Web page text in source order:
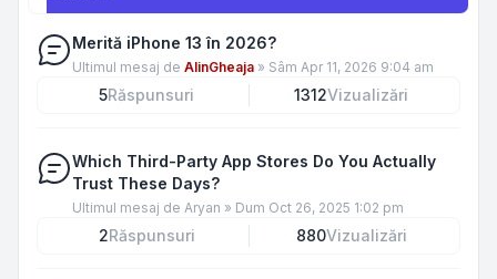
Merită iPhone 13 în 2026?
Ultimul mesaj de AlinGheaja » Sâm Apr 11, 2026 9:04 am
5Răspunsuri 1312Vizualizări
Which Third-Party App Stores Do You Actually
Trust These Days?
Ultimul mesaj de Aryan » Dum Oct 26, 2025 1:02 pm
2Răspunsuri 880Vizualizări